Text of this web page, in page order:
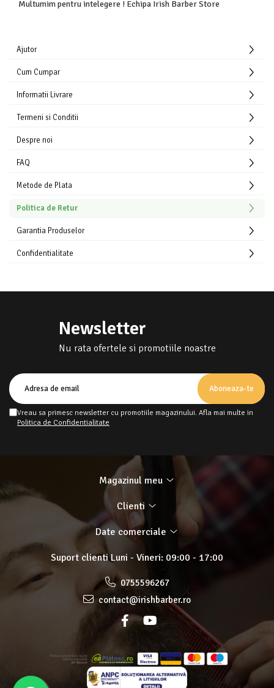
Multumim pentru intelegere ! Echipa Irish Barber Store
Ajutor
Cum Cumpar
Informatii Livrare
Termeni si Conditii
Despre noi
FAQ
Metode de Plata
Politica de Retur
Garantia Produselor
Confidentialitate
Newsletter
Nu rata ofertele si promotiile noastre
Vreau sa primesc newsletter cu promotiile magazinului. Afla mai multe in
Politica de Confidentialitate
Magazinul meu
Clienti
Date comerciale
Suport clientiLuni - Vineri: 09:00 - 17:00
0755596267
contact@irishbarber.ro